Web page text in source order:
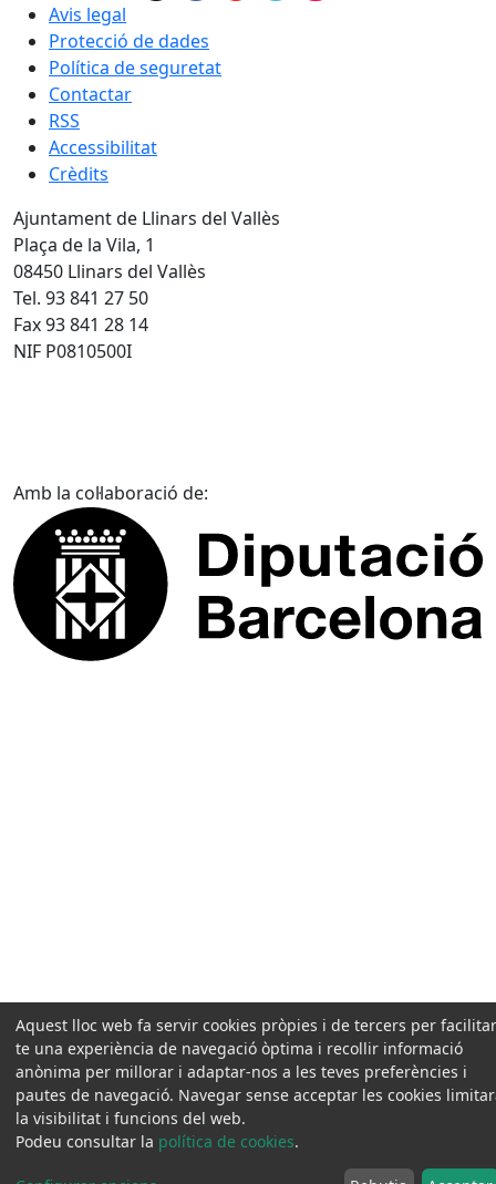
Avis legal
Protecció de dades
Política de seguretat
Contactar
RSS
Accessibilitat
Crèdits
Ajuntament de Llinars del Vallès
Plaça de la Vila, 1
08450 Llinars del Vallès
Tel. 93 841 27 50
Fax 93 841 28 14
NIF P0810500I
Amb la col·laboració de:
Aquest lloc web fa servir cookies pròpies i de tercers per
te una experiència de navegació òptima i recollir informació
anònima per millorar i adaptar-nos a les teves preferències i
pautes de navegació. Navegar sense acceptar les cookies
la visibilitat i funcions del web.
Podeu consultar la política de cookies.